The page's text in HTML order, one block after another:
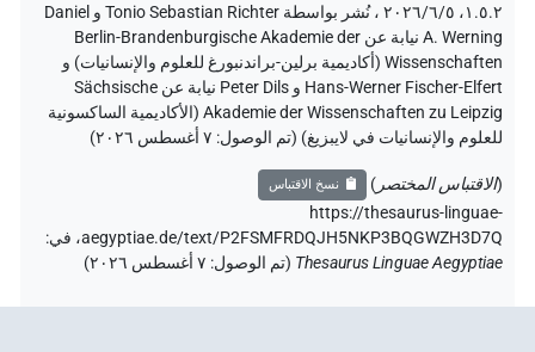
۱.٥.٢، ٢٠٢٦/٦/٥ ، نُشر بواسطة Tonio Sebastian Richter و Daniel
A. Werning نيابة عن Berlin-Brandenburgische Akademie der
Wissenschaften (أكاديمية برلين-براندنبورغ للعلوم والإنسانيات) و
Hans-Werner Fischer-Elfert و Peter Dils نيابة عن Sächsische
Akademie der Wissenschaften zu Leipzig (الأكاديمية الساكسونية
للعلوم والإنسانيات في لايبزيغ) (تم الوصول: ٧ أغسطس ٢٠٢٦ )
(الاقتباس المختصر ) نسخ الاقتباس
https://thesaurus-linguae-
aegyptiae.de/text/P2FSMFRDQJH5NKP3BQGWZH3D7Q، في:
Thesaurus Linguae Aegyptiae
(تم الوصول: ٧ أغسطس ٢٠٢٦ )